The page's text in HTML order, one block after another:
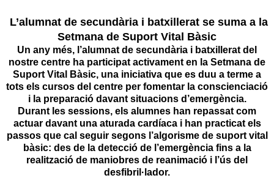
L’alumnat de secundària i batxillerat se suma a la
Setmana de Suport Vital Bàsic
Un any més, l’alumnat de secundària i batxillerat del
nostre centre ha participat activament en la Setmana de
Suport Vital Bàsic, una iniciativa que es duu a terme a
tots els cursos del centre per fomentar la conscienciació
i la preparació davant situacions d’emergència.
Durant les sessions, els alumnes han repassat com
actuar davant una aturada cardíaca i han practicat els
passos que cal seguir segons l’algorisme de suport vital
bàsic: des de la detecció de l’emergència fins a la
realització de maniobres de reanimació i l’ús del
desfibril·lador.